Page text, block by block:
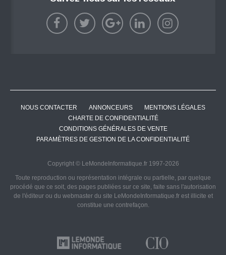
NOUS CONTACTER ANNONCEURS
MENTIONS LÉGALES
CHARTE DE CONFIDENTIALITÉ
CONDITIONS GÉNÉRALES DE VENTE
PARAMÈTRES DE GESTION DE LA CONFIDENTIALITÉ
Copyright © LeMondeInformatique.fr 1997-2026
Toute reproduction ou représentation intégrale ou partielle, par quelque
procédé que ce soit, des pages publiées sur ce site, faite sans l'autorisation
de l'éditeur ou du webmaster du site LeMondeInformatique.fr est illicite et
constitue une contrefaçon.